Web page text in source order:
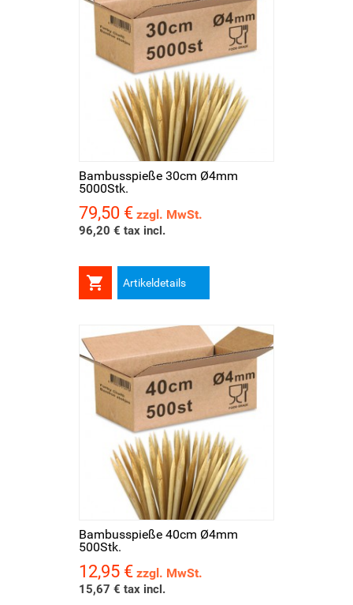
Bambusspieße 30cm Ø4mm
5000Stk.
Preis
79,50 € zzgl. MwSt.
96,20 € tax incl.
 Artikeldetails
Bambusspieße 40cm Ø4mm
500Stk.
Preis
12,95 € zzgl. MwSt.
15,67 € tax incl.